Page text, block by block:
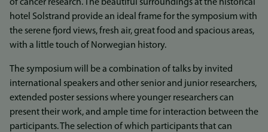
of cancer research. The beautiful surroundings at the historical
hotel Solstrand provide an ideal frame for the symposium with
the serene fjord views, fresh air, great food and spacious areas,
with a little touch of Norwegian history.
The symposium will be a combination of talks by invited
international speakers and other senior and junior researchers,
extended poster sessions where younger researchers can
present their work, and ample time for interaction between the
participants. The selection of which participants that can